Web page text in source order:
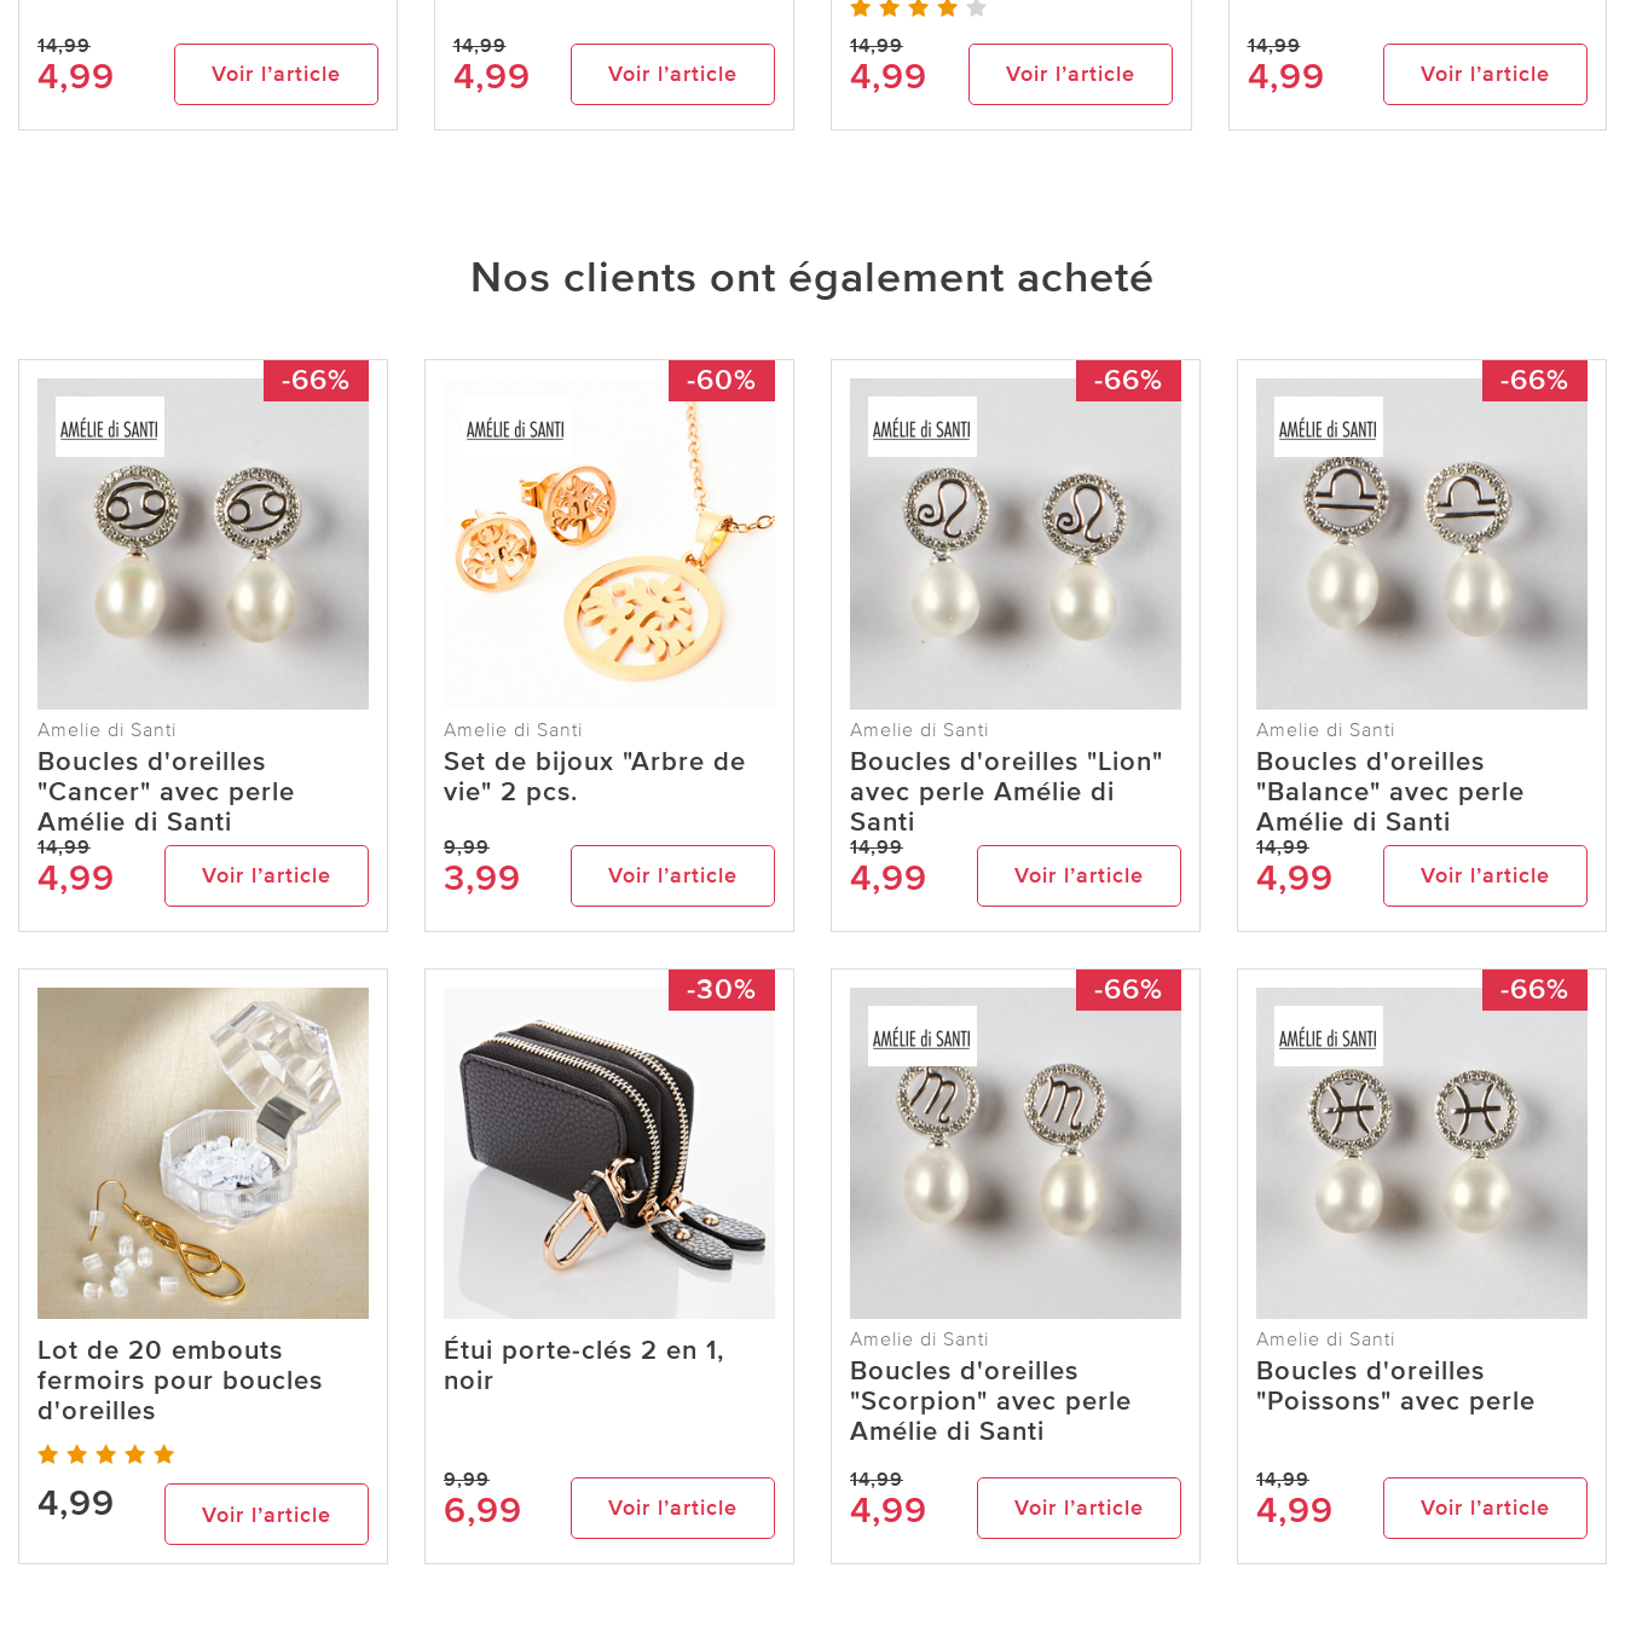
14,99
4,99 Voir l’article
14,99
4,99 Voir l’article
14,99
4,99 Voir l’article
14,99
4,99 Voir l’article
Nos clients ont également acheté
-66%
Amelie di Santi
Boucles d'oreilles
"Cancer" avec perle
Amélie di Santi
14,99
4,99 Voir l’article
-60%
Amelie di Santi
Set de bijoux "Arbre de
vie" 2 pcs.
9,99
3,99 Voir l’article
-66%
Amelie di Santi
Boucles d'oreilles "Lion"
avec perle Amélie di
Santi
14,99
4,99 Voir l’article
-66%
Amelie di Santi
Boucles d'oreilles
"Balance" avec perle
Amélie di Santi
14,99
4,99 Voir l’article
Lot de 20 embouts
fermoirs pour boucles
d'oreilles
4,99 Voir l’article
-30%
Étui porte-clés 2 en 1,
noir
9,99
6,99 Voir l’article
-66%
Amelie di Santi
Boucles d'oreilles
"Scorpion" avec perle
Amélie di Santi
14,99
4,99 Voir l’article
-66%
Amelie di Santi
Boucles d'oreilles
"Poissons" avec perle
14,99
4,99 Voir l’article